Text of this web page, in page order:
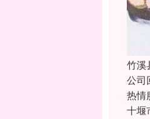
竹溪
公司
热情
十堰